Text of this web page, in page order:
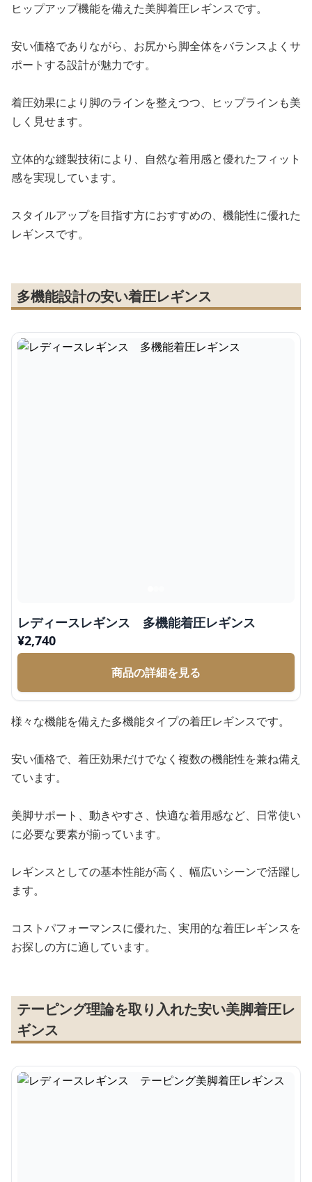
ヒップアップ機能を備えた美脚着圧レギンスです。
安い価格でありながら、お尻から脚全体をバランスよくサ
ポートする設計が魅力です。
着圧効果により脚のラインを整えつつ、ヒップラインも美
しく見せます。
立体的な縫製技術により、自然な着用感と優れたフィット
感を実現しています。
スタイルアップを目指す方におすすめの、機能性に優れた
レギンスです。
多機能設計の安い着圧レギンス
レディースレギンス 多機能着圧レギンス
¥2,740
商品の詳細を見る
様々な機能を備えた多機能タイプの着圧レギンスです。
安い価格で、着圧効果だけでなく複数の機能性を兼ね備え
ています。
美脚サポート、動きやすさ、快適な着用感など、日常使い
に必要な要素が揃っています。
レギンスとしての基本性能が高く、幅広いシーンで活躍し
ます。
コストパフォーマンスに優れた、実用的な着圧レギンスを
お探しの方に適しています。
テーピング理論を取り入れた安い美脚着圧レ
ギンス